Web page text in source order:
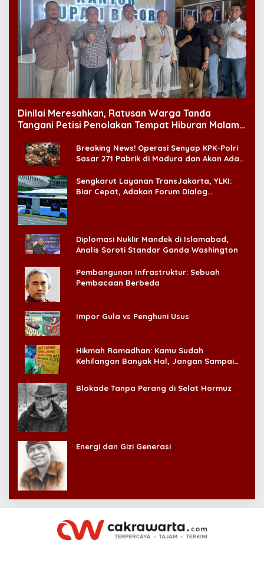
Dinilai Meresahkan, Ratusan Warga Tanda
Tangani Petisi Penolakan Tempat Hiburan Malam
Breaking News! Operasi Senyap KPK-Polri
Sasar 271 Pabrik di Madura dan Akan Ada
Sengkarut Layanan TransJakarta, YLKI:
Biar Cepat, Adakan Forum Dialog
Diplomasi Nuklir Mandek di Islamabad,
Analis Soroti Standar Ganda Washington
Pembangunan Infrastruktur: Sebuah
Pembacaan Berbeda
Impor Gula vs Penghuni Usus
Hikmah Ramadhan: Kamu Sudah
Kehilangan Banyak Hal, Jangan Sampai
Blokade Tanpa Perang di Selat Hormuz
Energi dan Gizi Generasi